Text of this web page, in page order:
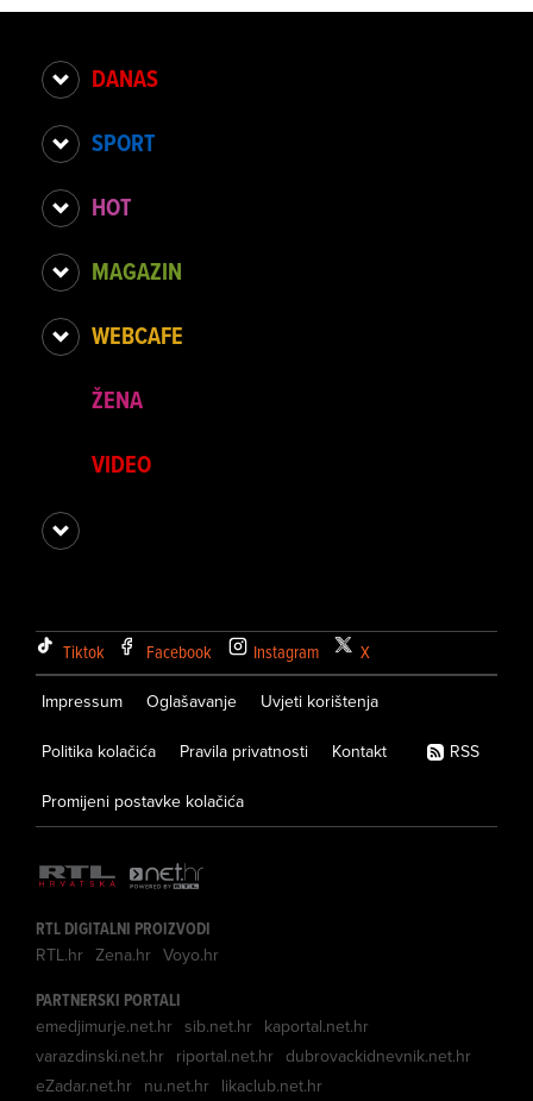
DANAS
SPORT
HOT
MAGAZIN
WEBCAFE
ŽENA
VIDEO
Tiktok Facebook Instagram X
Impressum Oglašavanje Uvjeti korištenja
Politika kolačića Pravila privatnosti Kontakt
Promijeni postavke kolačića
RSS
RTL DIGITALNI PROIZVODI
RTL.hr Zena.hr Voyo.hr
PARTNERSKI PORTALI
emedjimurje.net.hr sib.net.hr kaportal.net.hr
varazdinski.net.hr riportal.net.hr dubrovackidnevnik.net.hr
eZadar.net.hr nu.net.hr likaclub.net.hr